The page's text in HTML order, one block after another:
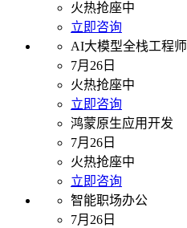
火热抢座中
立即咨询
AI大模型全栈工程师
7月26日
火热抢座中
立即咨询
鸿蒙原生应用开发
7月26日
火热抢座中
立即咨询
智能职场办公
7月26日